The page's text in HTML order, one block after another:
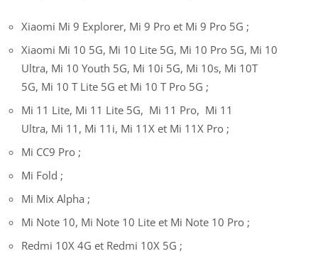
Xiaomi Mi 9 Explorer, Mi 9 Pro et Mi 9 Pro 5G ;
Xiaomi Mi 10 5G, Mi 10 Lite 5G, Mi 10 Pro 5G, Mi 10
Ultra, Mi 10 Youth 5G, Mi 10i 5G, Mi 10s, Mi 10T
5G, Mi 10 T Lite 5G et Mi 10 T Pro 5G ;
Mi 11 Lite, Mi 11 Lite 5G, Mi 11 Pro, Mi 11
Ultra, Mi 11, Mi 11i, Mi 11X et Mi 11X Pro ;
Mi CC9 Pro ;
Mi Fold ;
Mi Mix Alpha ;
Mi Note 10, Mi Note 10 Lite et Mi Note 10 Pro ;
Redmi 10X 4G et Redmi 10X 5G ;